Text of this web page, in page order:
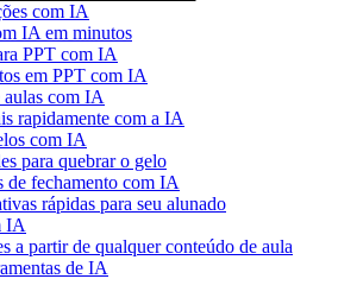
com IA
IA em minutos
PPT com IA
em PPT com IA
aulas com IA
rapidamente com a IA
com IA
para quebrar o gelo
de fechamento com IA
rápidas para seu alunado
IA
a partir de qualquer conteúdo de aula
de IA